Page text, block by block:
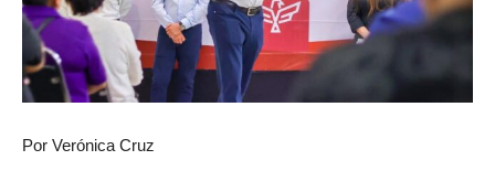
Por Verónica Cruz